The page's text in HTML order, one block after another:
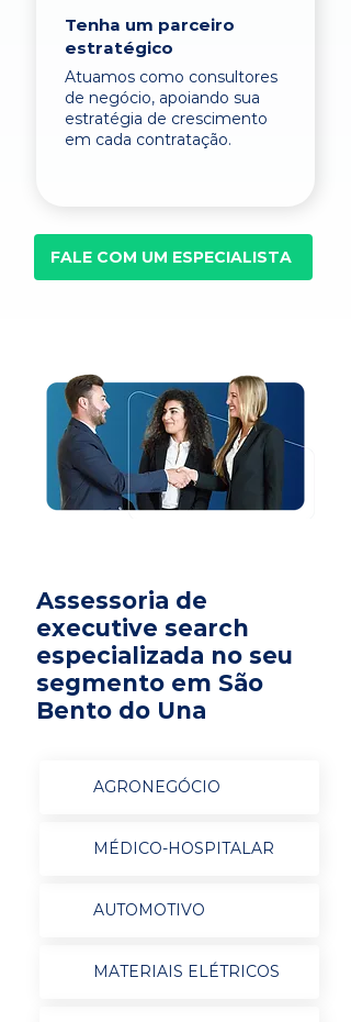
Tenha um parceiro
estratégico
Atuamos como consultores
de negócio, apoiando sua
estratégia de crescimento
em cada contratação.
FALE COM UM ESPECIALISTA
Assessoria de
executive search
especializada no seu
segmento em São
Bento do Una
AGRONEGÓCIO
MÉDICO-HOSPITALAR
AUTOMOTIVO
MATERIAIS ELÉTRICOS